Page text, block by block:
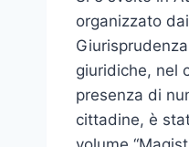
organizzato
giuridiche, nel
presenza di
cittadine, è